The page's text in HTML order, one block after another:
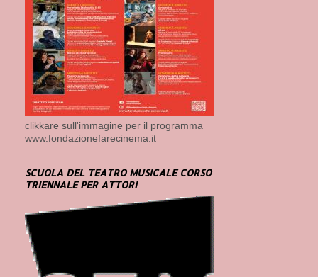
clikkare sull'immagine per il programma
www.fondazionefarecinema.it
SCUOLA DEL TEATRO MUSICALE CORSO
TRIENNALE PER ATTORI